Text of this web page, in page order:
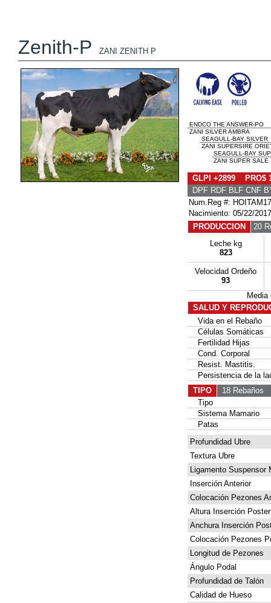
Zenith-P ZANI ZENITH P
ENDCO THE ANSWER-PO
ZANI SILVER AMBRA
SEAGULL-BAY SILVER
ZANI SUPERSIRE
SEAGULL-BAY
ZANI SUPER SALE
GLPI +2899 PRO$
DPF RDF BLF CNF
Num.Reg #:
Nacimiento: 05/22/2017
PRODUCCION
20
Leche kg
823
Velocidad Ordeño
93
SALUD Y
Vida en el Rebaño
Células Somáticas
Fertilidad Hijas
Cond. Corporal
Resist. Mastitis.
Persistencia de la
TIPO
18 Rebaños
Tipo
Sistema Mamario
Patas
Profundidad Ubre
Textura Ubre
Ligamento Suspensor
Inserción Anterior
Colocación Pezones
Altura Inserción
Anchura Inserción
Colocación Pezones
Longitud de Pezones
Ángulo Podal
Profundidad de Talón
Calidad de Hueso